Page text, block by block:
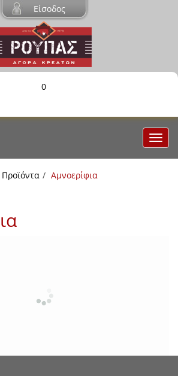
Είσοδος
0
Προϊόντα Αμνοερίφια